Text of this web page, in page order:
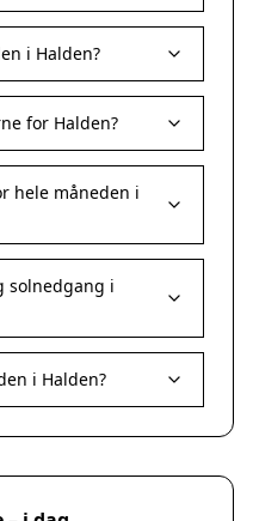
i Halden?
for Halden?
hele måneden i
solnedgang i
i Halden?